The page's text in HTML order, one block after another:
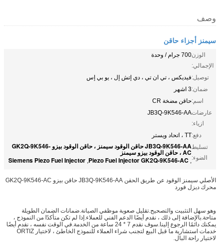
وصف
سيمنز أجزاء حاقن
الوزن
الإجمالي:
700 جرام / وحدة
توصيل:فيديكس ، تي ان تي ، دي إتش إل ، يو بي إس
ضمان:3 اشهر
اسم:حاقن مضخة CR
عارضات
ازياء:
JB3Q-9K546-AA
دفع:TT ، اتحاد ويستر
تسليط
الضوء:
JB3Q-9K546-AA حاقن الوقود سيمنز ، حاقن الوقود بيزو GK2Q-9K546-
AC ، حاقن الوقود بيزو سيمنز
,
Piezo Fuel Injector GK2Q-9K546-AC
,
Siemens Piezo Fuel Injector
الأصلي سيمنز الوقود عن طريق الحقن JB3Q-9K546-AA حاقن بيزو GK2Q-9K546-AC
محرك ديزل فورد
وهو سهل التثبيت والتصحيح.تقليل صعوبة موظفي الصيانة.ضمانات الضمان الطويلة
متاحة.بالإضافة إلى ذلك ، نقدم أيضًا الدعم الفني للعملاء.إذا لم تكن متأكدًا من النموذج ،
يمكنك دائمًا الرجوع إلينا.سوف نقدم 7 * 24 ساعة من الخدمة.في الوقت نفسه ، نقدم أيضًا
خدمات استشارية ما قبل البيع لتجنب شراء العملاء للنموذج الخاطئ ، لاختيار ORTIZ
لاختيار راحة البال.